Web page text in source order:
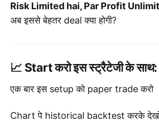
Risk Limited hai, Par Profit
अब इससे बेहतर deal क्या होगी?
📈 Start करो इस स्ट्रैटेजी के साथ:
एक बार इस setup को paper trade करो
Chart पे historical backtest करके